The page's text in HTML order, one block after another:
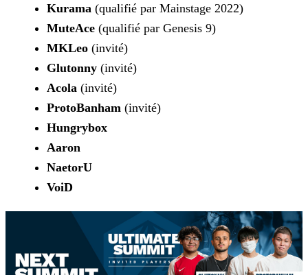
Kurama (qualifié par Mainstage 2022)
MuteAce (qualifié par Genesis 9)
MKLeo (invité)
Glutonny (invité)
Acola (invité)
ProtoBanham (invité)
Hungrybox
Aaron
NaetorU
VoiD